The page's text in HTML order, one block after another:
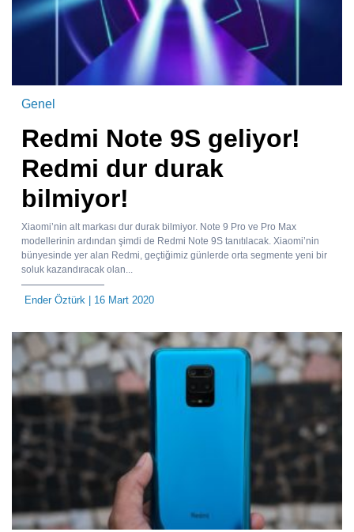
Genel
Redmi Note 9S geliyor!
Redmi dur durak
bilmiyor!
Xiaomi’nin alt markası dur durak bilmiyor. Note 9 Pro ve Pro Max
modellerinin ardından şimdi de Redmi Note 9S tanıtılacak. Xiaomi’nin
bünyesinde yer alan Redmi, geçtiğimiz günlerde orta segmente yeni bir
soluk kazandıracak olan...
Ender Öztürk | 16 Mart 2020